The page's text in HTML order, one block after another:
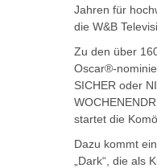
Jahren für
die W&B
Zu den über
Oscar®-
SICHER oder
startet die
Dazu kommt
„Dark“, die als